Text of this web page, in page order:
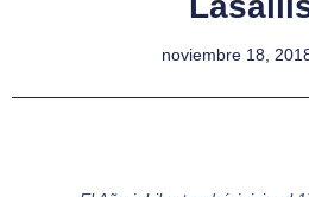
noviembre 18,